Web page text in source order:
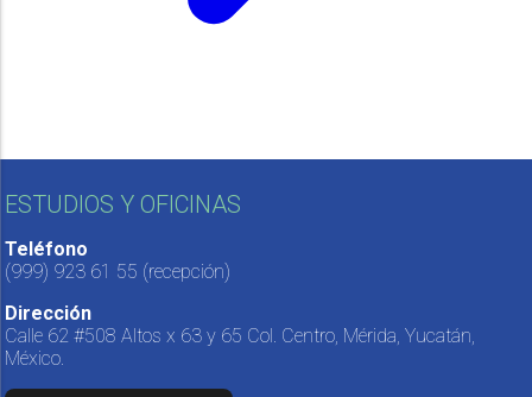
ESTUDIOS Y OFICINAS
Teléfono
(999) 923 61 55 (recepción)
Dirección
Calle 62 #508 Altos x 63 y 65 Col. Centro, Mérida, Yucatán,
México.